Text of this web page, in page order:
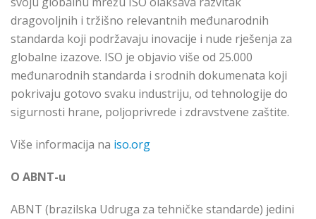
dragovoljnih i tržišno relevantnih međunarodnih
standarda koji podržavaju inovacije i nude rješenja za
globalne izazove. ISO je objavio više od 25.000
međunarodnih standarda i srodnih dokumenata koji
pokrivaju gotovo svaku industriju, od tehnologije do
sigurnosti hrane, poljoprivrede i zdravstvene zaštite.
Više informacija na iso.org
O ABNT-u
ABNT (brazilska Udruga za tehničke standarde) jedini